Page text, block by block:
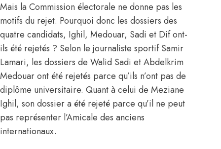
Mais la Commission électorale ne donne pas les
motifs du rejet. Pourquoi donc les dossiers des
quatre candidats, Ighil, Medouar, Sadi et Dif ont-
ils été rejetés ? Selon le journaliste sportif Samir
Lamari, les dossiers de Walid Sadi et Abdelkrim
Medouar ont été rejetés parce qu’ils n’ont pas de
diplôme universitaire. Quant à celui de Meziane
Ighil, son dossier a été rejeté parce qu’il ne peut
pas représenter l’Amicale des anciens
internationaux.